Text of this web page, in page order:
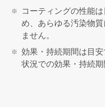
コーティングの性能
め、あらゆる汚染物
ません。
効果・持続期間は目
状況での効果・持続